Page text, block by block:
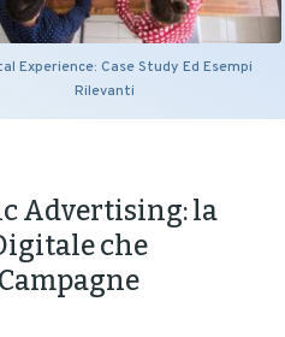
Experience: Case Study Ed Esempi
Rilevanti
Advertising: la
che